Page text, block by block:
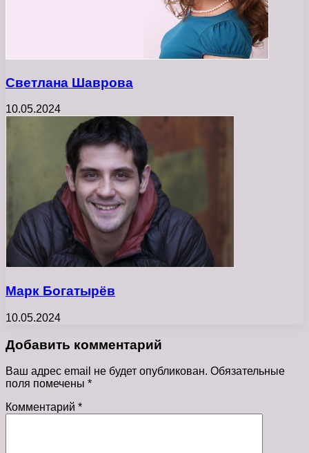
Светлана Шаврова
10.05.2024
Марк Богатырёв
10.05.2024
Добавить комментарий
Ваш адрес email не будет опубликован. Обязательные
поля помечены *
Комментарий *